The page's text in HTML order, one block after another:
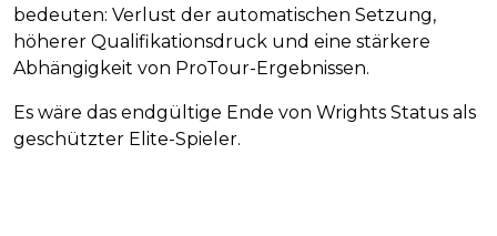
bedeuten: Verlust der automatischen Setzung,
höherer Qualifikationsdruck und eine stärkere
Abhängigkeit von ProTour-Ergebnissen.
Es wäre das endgültige Ende von Wrights Status als
geschützter Elite-Spieler.